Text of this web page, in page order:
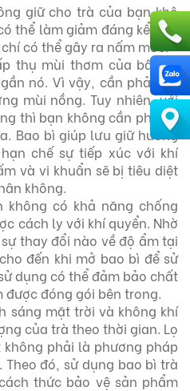
giữ cho trà của bạn khô
thể làm giảm đáng kể tuổi
có thể gây ra nấm mốc.
thụ mùi thơm của bất cứ
nó. Vì vậy, cần phải giữ
mùi nồng. Tuy nhiên, với
thì bạn không cần phải lo
Bao bì giúp lưu giữ hương
chế sự tiếp xúc với khí
và vi khuẩn sẽ bị tiêu diệt
không.
không có khả năng chống
cách ly với khí quyển. Nhờ
thay đổi nào về độ ẩm tại
đến khi mở bao bì để sử
dụng có thể đảm bảo chất
được đóng gói bên trong.
sáng mặt trời và không khí
của trà theo thời gian. Lọ
phải là phương pháp
đó, sử dụng bao bì trà
thức bảo vệ sản phẩm